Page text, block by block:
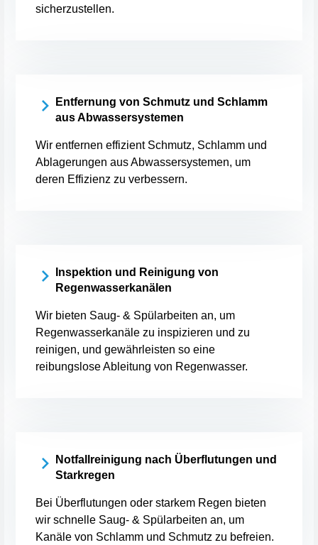
sicherzustellen.
Entfernung von Schmutz und Schlamm
aus Abwassersystemen
Wir entfernen effizient Schmutz, Schlamm und
Ablagerungen aus Abwassersystemen, um
deren Effizienz zu verbessern.
Inspektion und Reinigung von
Regenwasserkanälen
Wir bieten Saug- & Spülarbeiten an, um
Regenwasserkanäle zu inspizieren und zu
reinigen, und gewährleisten so eine
reibungslose Ableitung von Regenwasser.
Notfallreinigung nach Überflutungen und
Starkregen
Bei Überflutungen oder starkem Regen bieten
wir schnelle Saug- & Spülarbeiten an, um
Kanäle von Schlamm und Schmutz zu befreien.